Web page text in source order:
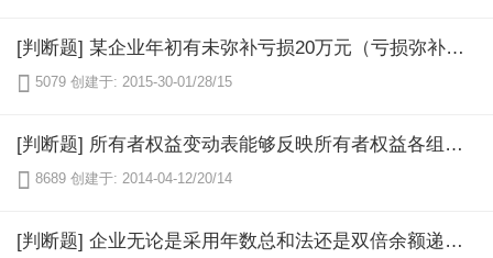
[判断题] 某企业年初有未弥补亏损20万元（亏损弥补已经超过五年），当年实现净利润15万元。按有关规定，该年不得提取法定盈余公积。（ ） 对 错
 5079 创建于: 2015-30-01/28/15
[判断题] 所有者权益变动表能够反映所有者权益各组成部分累计增减变动情况，有助于报表使用者理解所有者权益增减变动的原因。（ ） 对 错
 8689 创建于: 2014-04-12/20/14
[判断题] 企业无论是采用年数总和法还是双倍余额递减法计算累计折旧，折旧总额均是相同的。（ ）